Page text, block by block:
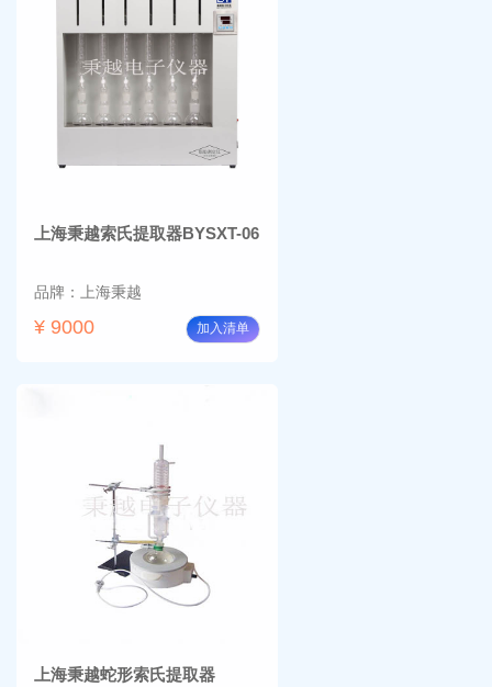
上海秉越索氏提取器BYSXT-06
品牌：上海秉越
¥ 9000 加入清单
上海秉越蛇形索氏提取器